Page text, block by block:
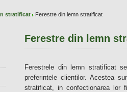
stratificat Ferestre din lemn stratificat
Ferestre din lemn
Ferestrele din lemn stratificat
preferintele clientilor. Acestea
stratificat, in confectionarea lor